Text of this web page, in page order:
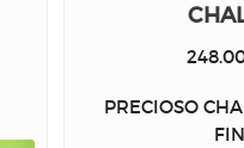
PRECIOSO